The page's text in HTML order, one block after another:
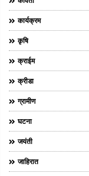
कार्यक्रम
कृषि
क्राईम
क्रीडा
ग्रामीण
घटना
जयंती
जाहिरात